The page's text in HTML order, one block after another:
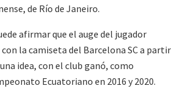
de Río de Janeiro.
afirmar que el auge del jugador
la camiseta del Barcelona SC a partir
idea, con el club ganó, como
Ecuatoriano en 2016 y 2020.